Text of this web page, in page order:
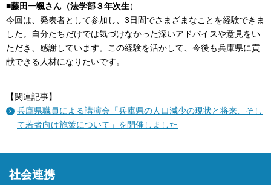
■藤田一颯さん（法学部３年次生）
今回は、発表者として参加し、3日間でさまざまなことを経験できま
した。自分たちだけでは気づけなかった深いアドバイスや意見をい
ただき、感謝しています。この経験を活かして、今後も兵庫県に貢
献できる人材になりたいです。
【関連記事】
兵庫県職員による講演会「兵庫県の人口減少の現状と将来、そし
て若者向け施策について」を開催しました
社会連携